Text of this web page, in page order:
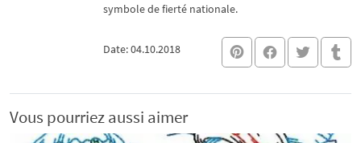
symbole de fierté nationale.
Date: 04.10.2018
Vous pourriez aussi aimer